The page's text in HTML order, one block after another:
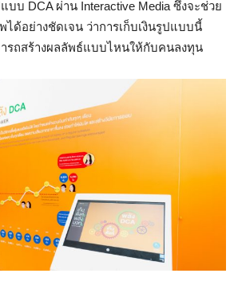
บ DCA ผ่าน Interactive Media ซึ่งจะช่วย
ได้อย่างชัดเจน ว่าการเก็บเงินรูปแบบนี้
รถสร้างผลลัพธ์แบบไหนให้กับคนลงทุน